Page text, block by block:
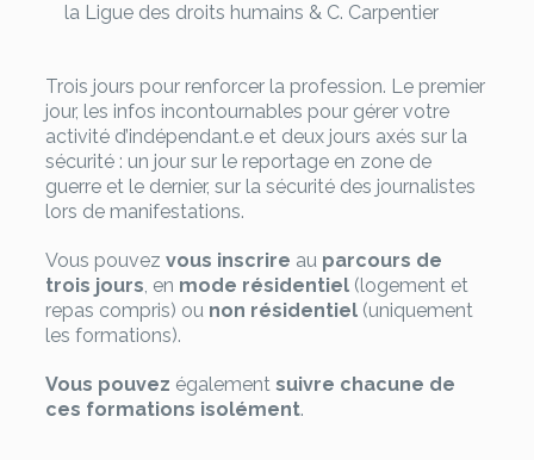
la Ligue des droits humains & C. Carpentier
Trois jours pour renforcer la profession. Le premier
jour, les infos incontournables pour gérer votre
activité d’indépendant.e et deux jours axés sur la
sécurité : un jour sur le reportage en zone de
guerre et le dernier, sur la sécurité des journalistes
lors de manifestations.
Vous pouvez vous inscrire au parcours de
trois jours, en mode résidentiel(logement et
repas compris) ou non résidentiel(uniquement
les formations).
Vous pouvez également suivre chacune de
ces formations isolément.